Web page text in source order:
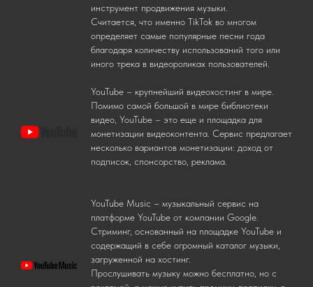
инструмент продвижения музыки.
Считается, что именно TikTok во многом
определяет самые популярные песни года
благодаря количеству использований того или
иного трека в видеороликах пользователей.
YouTube – крупнейший видеохостинг в мире.
Помимо самой большой в мире библиотеки
видео, YouTube – это еще и площадка для
монетизации видеоконтента. Сервис предлагает
несколько вариантов монетизации: доход от
подписок, спонсорство, реклама.
YouTube Music – музыкальный сервис на
платформе YouTube от компании Google.
Стриминг, основанный на площадке YouTube и
содержащий в себе огромный каталог музыки,
загруженной на хостинг.
Прослушивать музыку можно бесплатно, но с